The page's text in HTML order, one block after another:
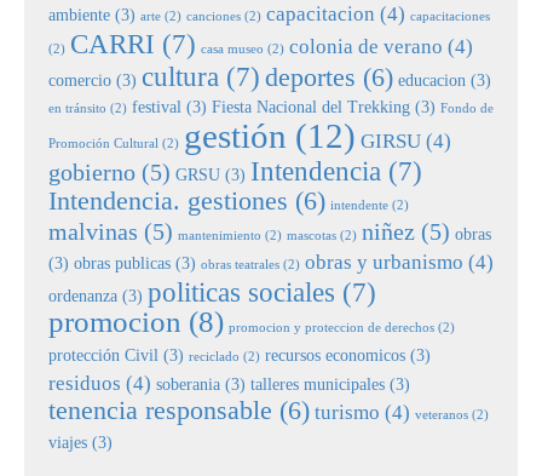
ambiente (3) arte (2) canciones (2) capacitacion (4) capacitaciones
(2) CARRI (7) casa museo (2) colonia de verano (4)
comercio (3) cultura (7) deportes (6) educacion (3)
en tránsito (2) festival (3) Fiesta Nacional del Trekking (3) Fondo de
Promoción Cultural (2) gestión (12) GIRSU (4)
gobierno (5) GRSU (3) Intendencia (7)
Intendencia. gestiones (6) intendente (2)
malvinas (5) mantenimiento (2) mascotas (2) niñez (5) obras
(3) obras publicas (3) obras teatrales (2) obras y urbanismo (4)
ordenanza (3) politicas sociales (7)
promocion (8) promocion y proteccion de derechos (2)
protección Civil (3) reciclado (2) recursos economicos (3)
residuos (4) soberania (3) talleres municipales (3)
tenencia responsable (6) turismo (4) veteranos (2)
viajes (3)